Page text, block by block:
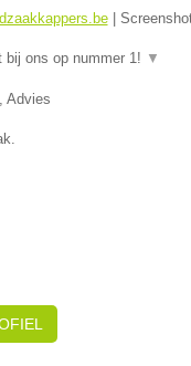
|
bij ons op nummer 1! ▼
Advies